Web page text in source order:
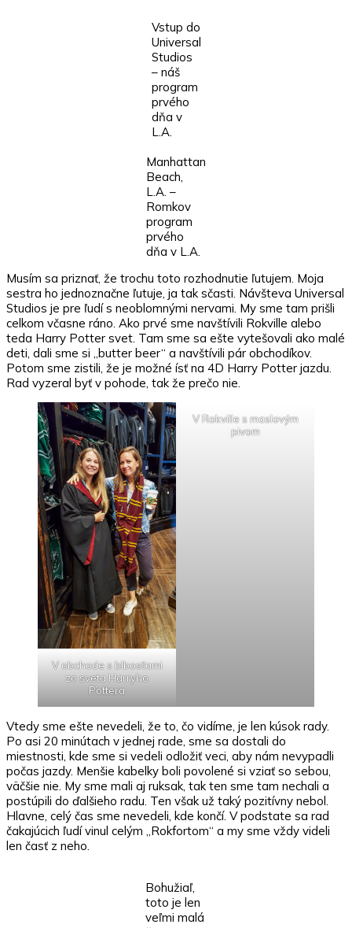
Vstup do
Universal
Studios
– náš
program
prvého
dňa v
L.A.
Manhattan
Beach,
L.A. –
Romkov
program
prvého
dňa v L.A.
Musím sa priznať, že trochu toto rozhodnutie ľutujem. Moja
sestra ho jednoznačne ľutuje, ja tak sčasti. Návšteva Universal
Studios je pre ľudí s neoblomnými nervami. My sme tam prišli
celkom včasne ráno. Ako prvé sme navštívili Rokville alebo
teda Harry Potter svet. Tam sme sa ešte vytešovali ako malé
deti, dali sme si „butter beer“ a navštívili pár obchodíkov.
Potom sme zistili, že je možné ísť na 4D Harry Potter jazdu.
Rad vyzeral byť v pohode, tak že prečo nie.
V obchode s blbosťami
zo sveta Harryho
Pottera
V Rokville s maslovým
pivom
Vtedy sme ešte nevedeli, že to, čo vidíme, je len kúsok rady.
Po asi 20 minútach v jednej rade, sme sa dostali do
miestnosti, kde sme si vedeli odložiť veci, aby nám nevypadli
počas jazdy. Menšie kabelky boli povolené si vziať so sebou,
väčšie nie. My sme mali aj ruksak, tak ten sme tam nechali a
postúpili do ďalšieho radu. Ten však už taký pozitívny nebol.
Hlavne, celý čas sme nevedeli, kde končí. V podstate sa rad
čakajúcich ľudí vinul celým „Rokfortom“ a my sme vždy videli
len časť z neho.
Bohužiaľ,
toto je len
veľmi malá